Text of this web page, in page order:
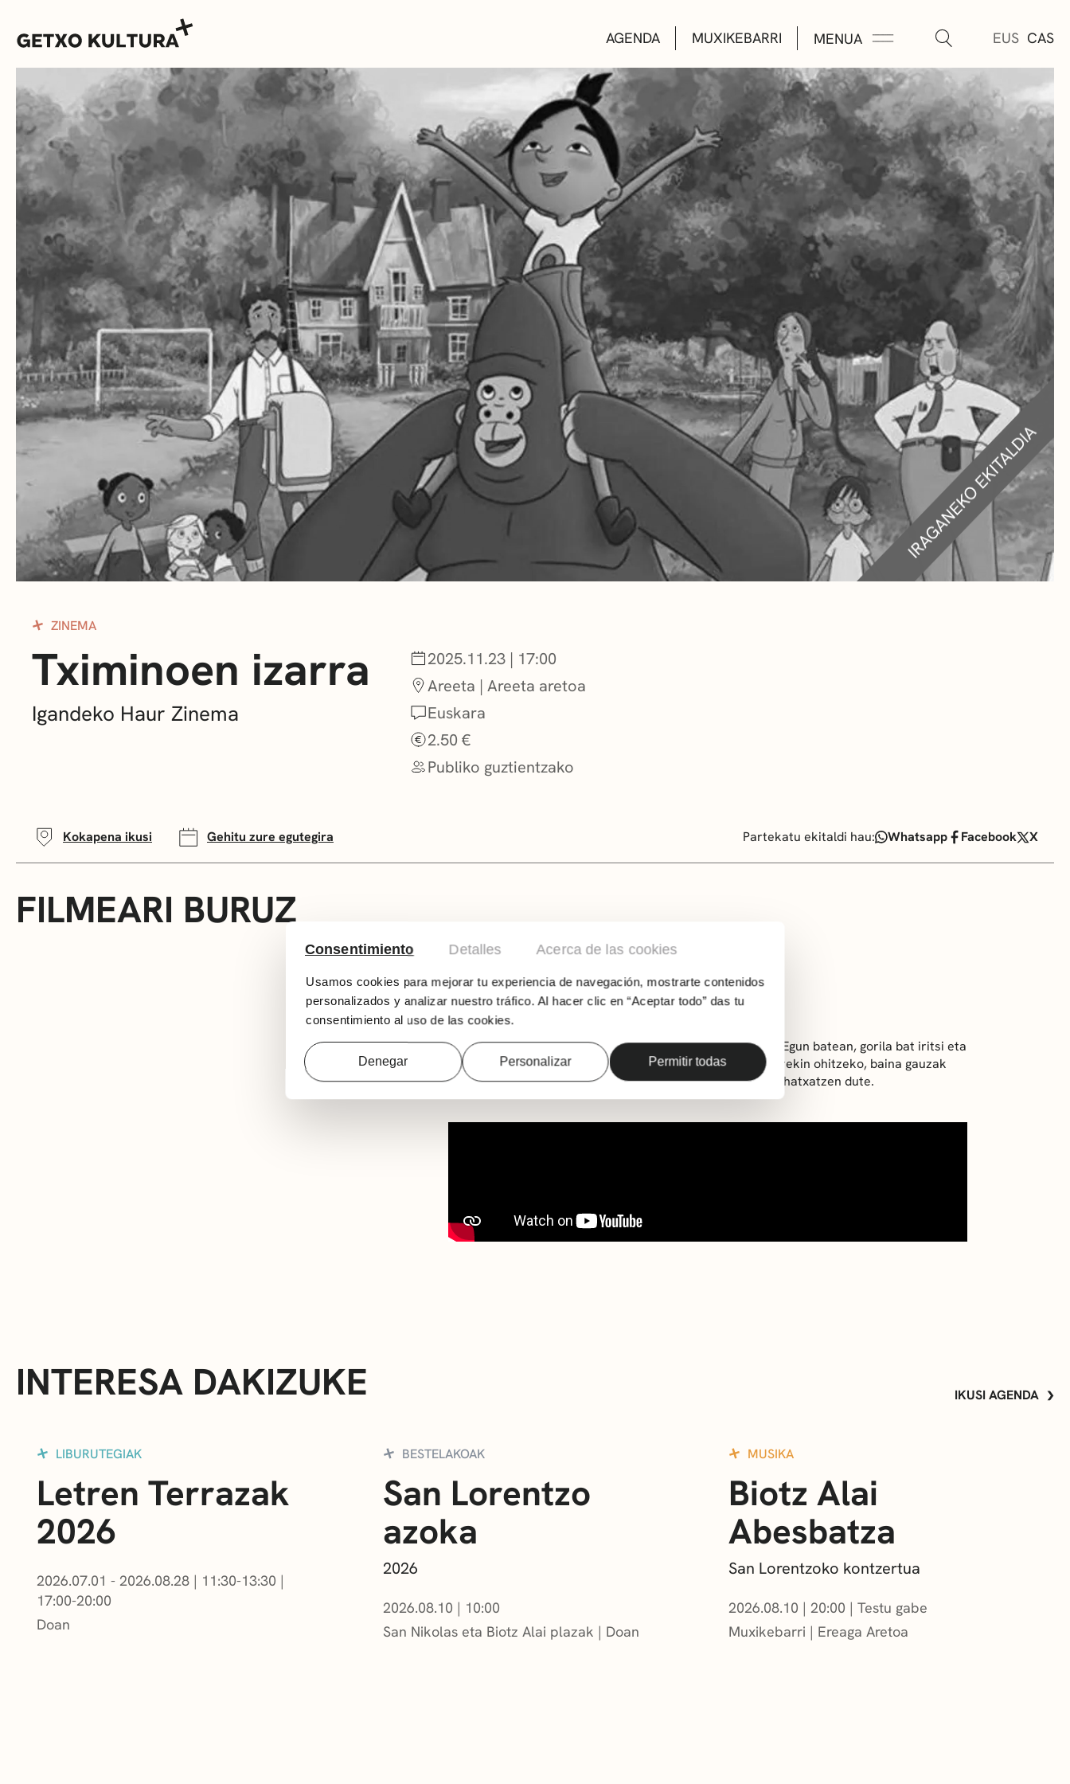
Consentimiento Detalles Acerca de las cookies
Usamos cookies para mejorar tu experiencia de navegación, mostrarte contenidos
personalizados y analizar nuestro tráfico. Al hacer clic en “Aceptar todo” das tu
consentimiento al uso de las cookies.
Denegar Personalizar Permitir todas
AGENDA MUXIKEBARRI MENUA EUS CAS
AGENDA
MUXIKEBARRI
KONTAKTUA
SARRERAK
KULTUR ETXEAK
LIBURUTEGIAK
MUSIKA ESKOLA
DEIALDIAK
BERRIAK
GETXO KULTURA
KULTUR ELKARTEAK
ZINEMA
Tximinoen izarra
Igandeko Haur Zinema
2025.11.23 | 17:00
Areeta | Areeta aretoa
Euskara
2.50 €
Publiko guztientzako
Kokapena ikusi Gehitu zure egutegira Partekatu ekitaldi hau: Whatsapp Facebook X
FILMEARI BURUZ
Hizkuntza: Euskaraz
Adin guztiak, haurrei bereziki zuzenduriko filmea
Zuzendaritza: Linda Hämback
Sinopsia: Jonna umezurztegian bizi izan da bizitza osoan. Egun batean, gorila bat iritsi eta
adoptatu egiten du. Jonnak denbora behar du ama berriarekin ohitzeko, baina gauzak
ondo zihoazenean, tokiko agintariek haren existentzia mehatxatzen dute.
INTERESA DAKIZUKE IKUSI AGENDA
LIBURUTEGIAK
Letren Terrazak
2026
2026.07.01 - 2026.08.28 | 11:30-13:30 |
17:00-20:00
Doan
BESTELAKOAK
San Lorentzo
azoka
2026
2026.08.10 | 10:00
San Nikolas eta Biotz Alai plazak
Doan
MUSIKA
Biotz Alai
Abesbatza
San Lorentzoko kontzertua
2026.08.10 | 20:00
Testu gabe
Muxikebarri | Ereaga Aretoa